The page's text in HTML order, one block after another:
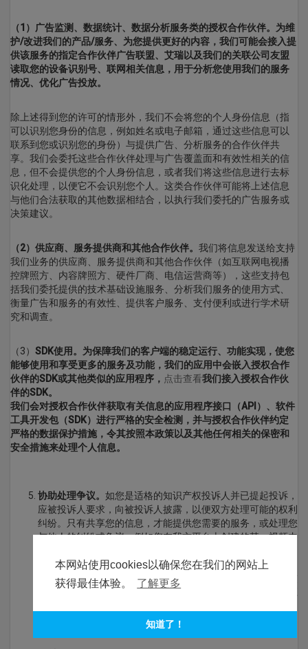
本网站使用cookies以确保您在我们的网站上
获得最佳体验。
了解更多
知道了！
（1）广告监测、数据统计、数据分析服务类的授权合作伙伴。为维
护/改进我们的产品/服务、为您提供更好的内容，我们可能会接入提
供该服务的指定合作伙伴广告联盟、艾瑞以及我们的关联公司友盟
读取您的设备识别号、联网相关信息，用于分析您使用我们的服务
情况、优化广告投放。
除上述得到您的许可的情形外，我们不会将您的个人身份信息（指
可以识别您身份的信息，例如姓名或电子邮箱，通过这些信息可以
联系到您或识别您的身份）与提供广告、分析服务的合作伙伴共
享。我们会委托这些合作伙伴处理与广告覆盖面和有效性相关的信
息，但不会提供您的个人身份信息，或者我们将这些信息进行去标
识化处理，以便它不会识别您个人。这类合作伙伴可能将上述信息
与他们合法获取的其他数据相结合，以执行我们委托的广告服务或
决策建议。
（2）供应商、服务提供商和其他合作伙伴。 我们将信息发送给支持
我们业务的供应商、服务提供商和其他合作伙伴（如互联网电视播
控牌照方、内容牌照方、硬件厂商、电信运营商等），这些支持包
括我们委托提供的技术基础设施服务、分析我们服务的使用方式、
衡量广告和服务的有效性、提供客户服务、支付便利或进行学术研
究和调查。
（3） SDK使用。为保障我们的客户端的稳定运行、功能实现，使您
能够使用和享受更多的服务及功能，我们的应用中会嵌入授权合作
伙伴的SDK或其他类似的应用程序， 点击查看我们接入授权合作伙
伴的SDK。
我们会对授权合作伙伴获取有关信息的应用程序接口（API）、软件
工具开发包（SDK）进行严格的安全检测，并与授权合作伙伴约定
严格的数据保护措施，令其按照本政策以及其他任何相关的保密和
安全措施来处理个人信息。
协助处理争议。 如您是适格的知识产权投诉人并已提起投诉，
应被投诉人要求，向被投诉人披露，以便双方处理可能的权利
纠纷。只有共享您的信息，才能提供您需要的服务，或处理您
与他人的纠纷或争议。例如您在我方平台上创建的某一视频内
法机构或行政执法机构提出信息披露请求的，我方会视情况向
该上述机构提供被投诉用户的联络方式等必要信息，以促成交
纠纷的解决。我方平台仅在法律有明确规定的情况下承担相应